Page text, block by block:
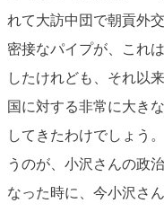
れて大訪中団で朝貢外
密接なパイプが、これ
したけれども、それ以
国に対する非常に大き
してきたわけでしょう
うのが、小沢さんの政
なった時に、今小沢さ